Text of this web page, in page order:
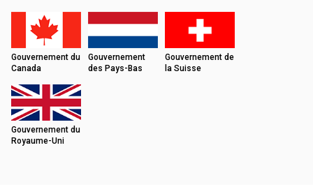
Gouvernement du
Canada
Gouvernement
des Pays-Bas
Gouvernement de
la Suisse
Gouvernement du
Royaume-Uni